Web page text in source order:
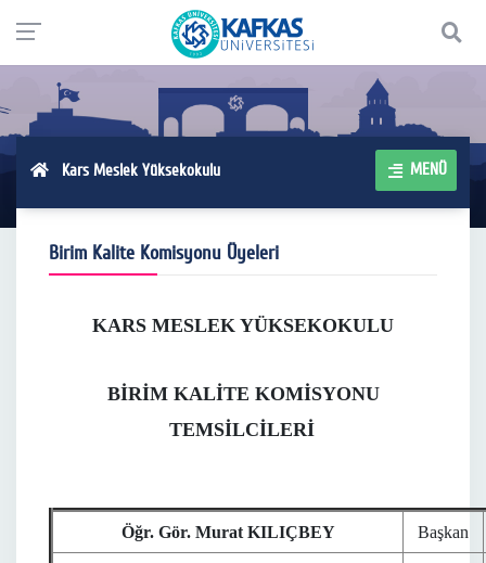
Kars Meslek Yüksekokulu MENÜ
Birim Kalite Komisyonu Üyeleri
KARS MESLEK YÜKSEKOKULU
BİRİM KALİTE KOMİSYONU
TEMSİLCİLERİ
Öğr. Gör. Murat KILIÇBEY Başkan